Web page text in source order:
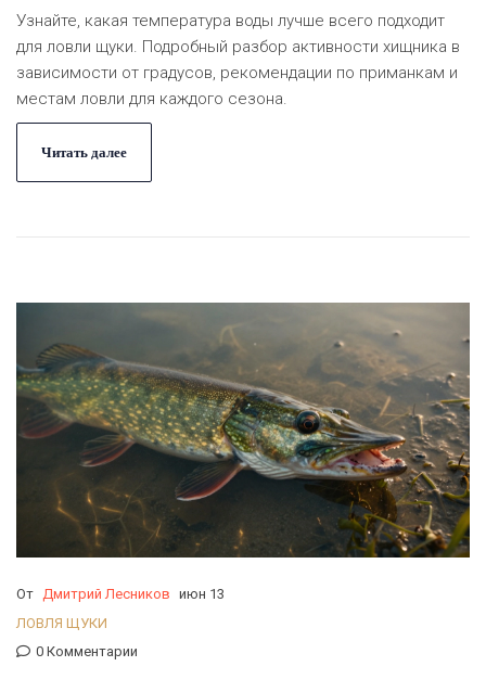
Узнайте, какая температура воды лучше всего подходит
для ловли щуки. Подробный разбор активности хищника в
зависимости от градусов, рекомендации по приманкам и
местам ловли для каждого сезона.
Читать далее
От Дмитрий Лесников июн 13
ЛОВЛЯ ЩУКИ
0 Комментарии